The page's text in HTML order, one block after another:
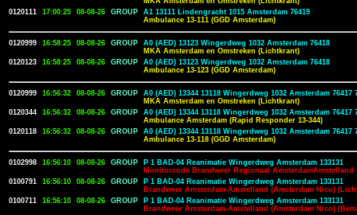
0120111
17:00:25 08-08-26 GROUP
A1 13111 Lindengracht 1015 Amsterdam 76419
Ambulance 13-111 (GGD Amsterdam)
0120999 16:58:25 08-08-26 GROUP
A0 (AED) 13123 Wingerdweg 1032 Amsterdam 76418
MKA Amsterdam en Omstreken (Lichtkrant)
0120123
16:58:25 08-08-26 GROUP
A0 (AED) 13123 Wingerdweg 1032 Amsterdam 76418
Ambulance 13-123 (GGD Amsterdam)
0120999 16:56:32 08-08-26 GROUP
A0 (AED) 13344 13118 Wingerdweg 1032 Amsterdam 76417
MKA Amsterdam en Omstreken (Lichtkrant)
0120344
16:56:32 08-08-26 GROUP
A0 (AED) 13344 13118 Wingerdweg 1032 Amsterdam 76417
Ambulance Amsterdam (Rapid Responder 13-344)
0120118
16:56:32 08-08-26 GROUP
A0 (AED) 13344 13118 Wingerdweg 1032 Amsterdam 76417
Ambulance 13-118 (GGD Amsterdam)
0102998 16:56:10 08-08-26 GROUP
P 1 BAD-04 Reanimatie Wingerdweg Amsterdam 133131
Monitorcode Brandweer Regionaal AmsterdamAmstelland
0100791
16:56:10 08-08-26 GROUP
P 1 BAD-04 Reanimatie Wingerdweg Amsterdam 133131
Brandweer Amsterdam-Amstelland (Amsterdam Nico)
0100711
16:56:10 08-08-26 GROUP
P 1 BAD-04 Reanimatie Wingerdweg Amsterdam 133131
Brandweer Amsterdam-Amstelland (Amsterdam Nico)